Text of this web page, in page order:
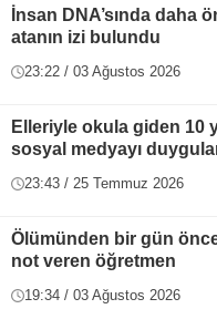
İnsan DNA’sında daha
atanın izi bulundu
23:22 / 03 Ağustos 2026
Elleriyle okula giden 10
sosyal medyayı
23:43 / 25 Temmuz 2026
Ölümünden bir gün
not veren öğretmen
19:34 / 03 Ağustos 2026